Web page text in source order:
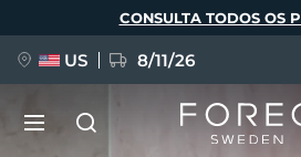
principal
CONSULTA TODOS OS
US 8/11/26